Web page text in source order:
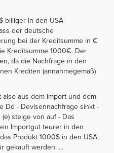
billiger in den USA
der deutsche
bei der Kreditsumme in €
Kreditsumme 1000€. Der
da die Nachfrage in den
Krediten (annahmegemäß)
also aus dem Import und dem
Dd - Devisennachfrage sinkt -
steige von auf - Das
Importgut teurer in den
Produkt 1000$ in den USA,
gekauft werden. ...